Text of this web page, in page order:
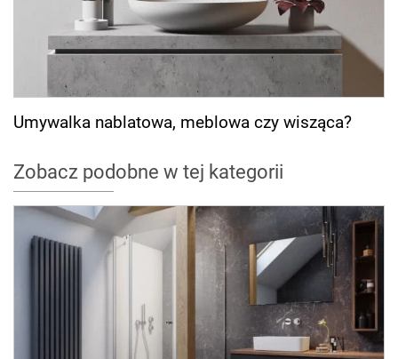
Umywalka nablatowa, meblowa czy wisząca?
Zobacz podobne w tej kategorii